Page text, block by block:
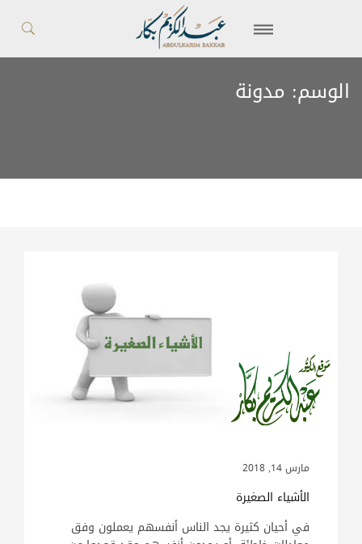
الوسم: مدونة
مارس 14, 2018
الأشياء الصغيرة
في أحيان كثيرة يجد الناس أنفسهم يعملون وفق